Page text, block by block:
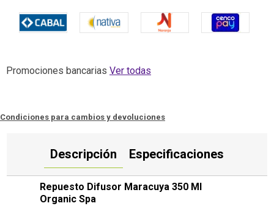
Promociones bancarias Ver todas
Condiciones para cambios y devoluciones
Descripción Especificaciones
Repuesto Difusor Maracuya 350 Ml
Organic Spa